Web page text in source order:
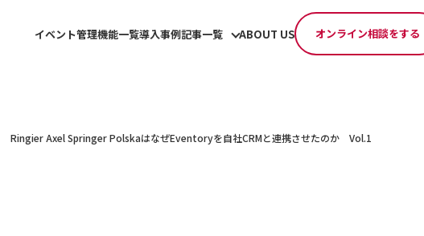
イベント管理機能一覧導入事例記事一覧 ABOUT US オンライン相談をする
Ringier Axel Springer PolskaはなぜEventoryを自社CRMと連携させたのか Vol.1